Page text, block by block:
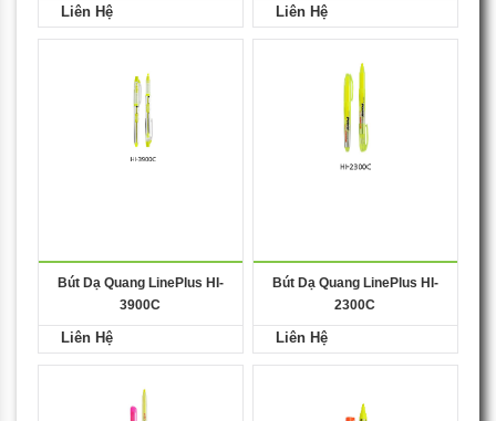
Liên Hệ Liên Hệ
Bút Dạ Quang LinePlus HI-
3900C
Liên Hệ
Bút Dạ Quang LinePlus HI-
2300C
Liên Hệ